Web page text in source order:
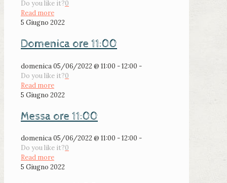
Do you like it?0
Read more
5 Giugno 2022
Domenica ore 11:00
domenica 05/06/2022 @ 11:00 - 12:00 -
Do you like it?0
Read more
5 Giugno 2022
Messa ore 11:00
domenica 05/06/2022 @ 11:00 - 12:00 -
Do you like it?0
Read more
5 Giugno 2022